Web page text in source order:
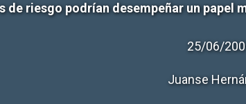
de riesgo podrían desempeñar un papel
25/06/
Juanse